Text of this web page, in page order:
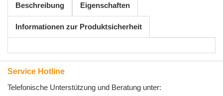
Beschreibung Eigenschaften
Informationen zur Produktsicherheit
Service Hotline
Telefonische Unterstützung und Beratung unter: